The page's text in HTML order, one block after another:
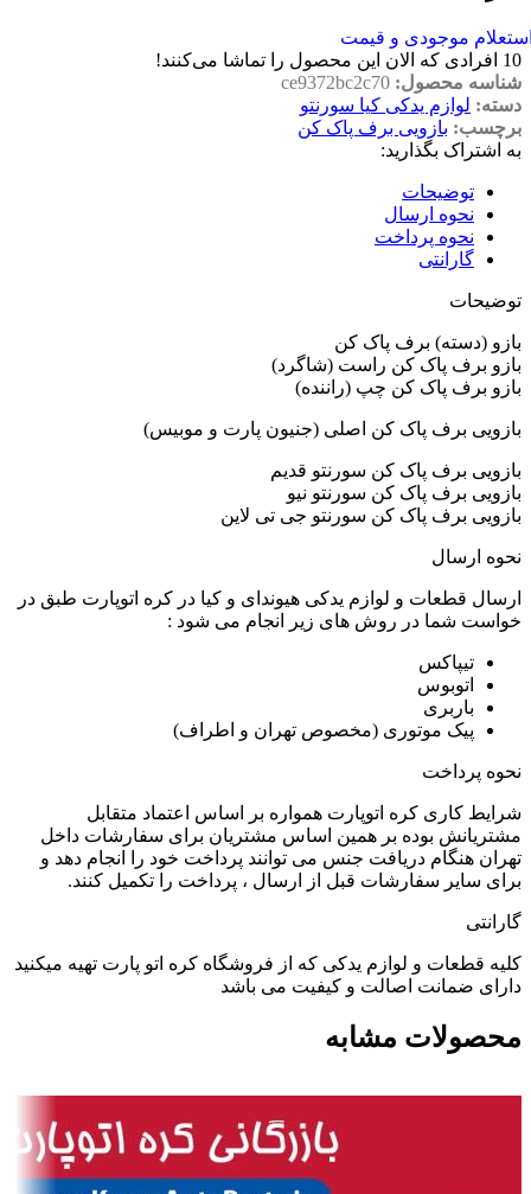
موجودی و قیمت
10 افرادی که الان این محصول را تماشا می‌کنند!
شناسه محصول: ce9372bc2c70
دسته: لوازم یدکی کیا سورنتو
برچسب: بازویی برف پاک کن
به اشتراک بگذارید:
توضیحات
نحوه ارسال
نحوه پرداخت
گارانتی
توضیحات
بازو (دسته) برف پاک کن
بازو برف پاک کن راست (شاگرد)
بازو برف پاک کن چپ (راننده)
بازویی برف پاک کن اصلی (جنیون پارت و موبیس)
بازویی برف پاک کن سورنتو قدیم
بازویی برف پاک کن سورنتو نیو
بازویی برف پاک کن سورنتو جی تی لاین
نحوه ارسال
ارسال قطعات و لوازم یدکی هیوندای و کیا در کره اتوپارت طبق در
خواست شما در روش های زیر انجام می شود :
تیپاکس
اتوبوس
باربری
پیک موتوری (مخصوص تهران و اطراف)
نحوه پرداخت
شرایط کاری کره اتوپارت همواره بر اساس اعتماد متقابل
مشتریانش بوده بر همین اساس مشتریان برای سفارشات داخل
تهران هنگام دریافت جنس می توانند پرداخت خود را انجام دهد و
برای سایر سفارشات قبل از ارسال ، پرداخت را تکمیل کنند.
گارانتی
کلیه قطعات و لوازم یدکی که از فروشگاه کره اتو پارت تهیه میکنید
دارای ضمانت اصالت و کیفیت می باشد
محصولات مشابه